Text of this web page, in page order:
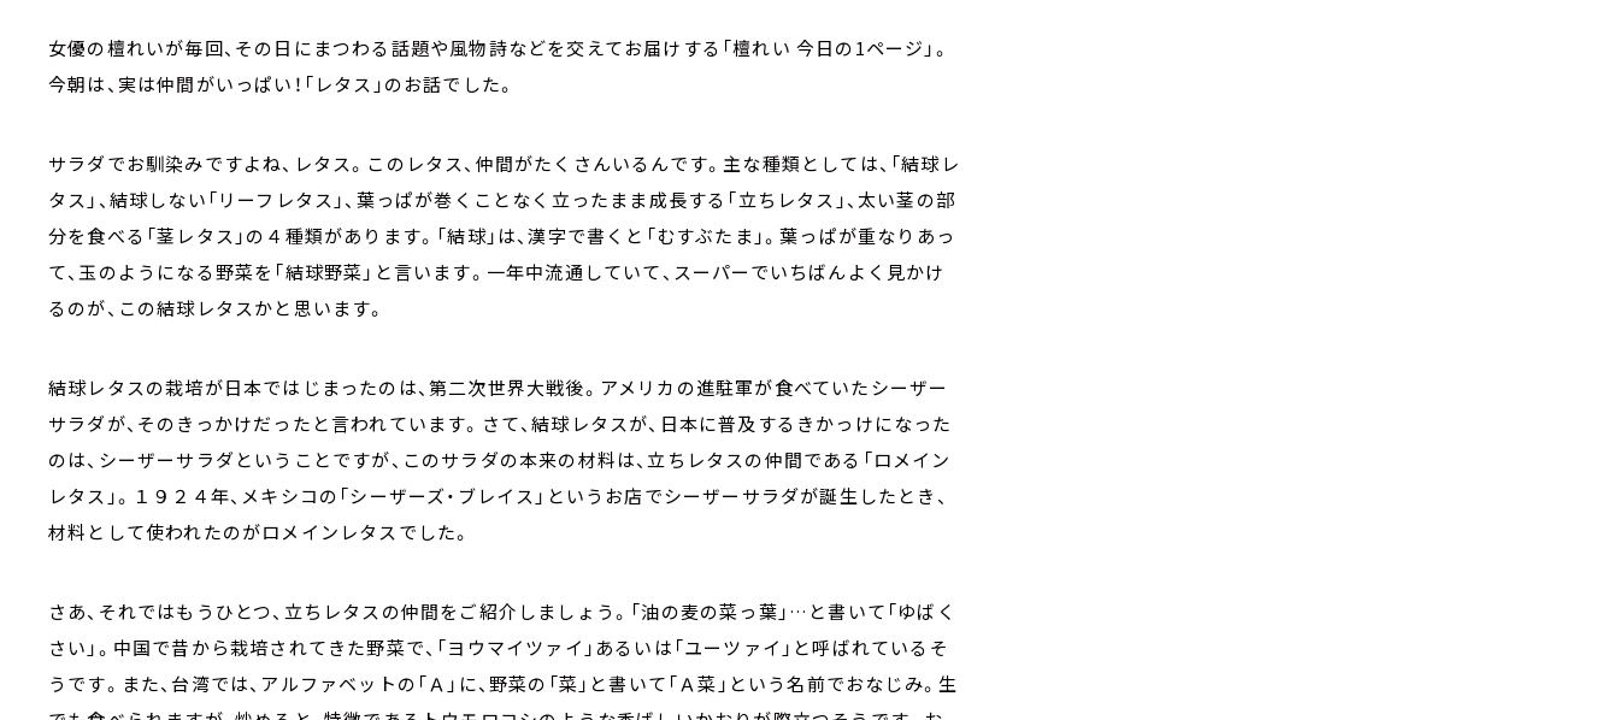
女優の檀れいが毎回、その日にまつわる話題や風物詩などを交えてお届けする「檀れい 今日の1ページ」。
今朝は、実は仲間がいっぱい！「レタス」のお話でした。
サラダでお馴染みですよね、レタス。このレタス、仲間がたくさんいるんです。主な種類としては、「結球レ
タス」、結球しない「リーフレタス」、葉っぱが巻くことなく立ったまま成長する「立ちレタス」、太い茎の部
分を食べる「茎レタス」の４種類があります。「結球」は、漢字で書くと「むすぶたま」。葉っぱが重なりあっ
て、玉のようになる野菜を「結球野菜」と言います。一年中流通していて、スーパーでいちばんよく見かけ
るのが、この結球レタスかと思います。
結球レタスの栽培が日本ではじまったのは、第二次世界大戦後。アメリカの進駐軍が食べていたシーザー
サラダが、そのきっかけだったと言われています。さて、結球レタスが、日本に普及するきかっけになった
のは、シーザーサラダということですが、このサラダの本来の材料は、立ちレタスの仲間である「ロメイン
レタス」。１９２４年、メキシコの「シーザーズ・ブレイス」というお店でシーザーサラダが誕生したとき、
材料として使われたのがロメインレタスでした。
さあ、それではもうひとつ、立ちレタスの仲間をご紹介しましょう。「油の麦の菜っ葉」…と書いて「ゆばく
さい」。中国で昔から栽培されてきた野菜で、「ヨウマイツァイ」あるいは「ユーツァイ」と呼ばれているそ
うです。また、台湾では、アルファベットの「Ａ」に、野菜の「菜」と書いて「Ａ菜」という名前でおなじみ。生